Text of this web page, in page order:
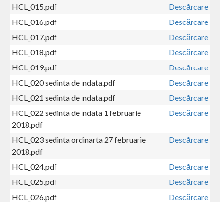
HCL_015.pdf
Descărcare
HCL_016.pdf
Descărcare
HCL_017.pdf
Descărcare
HCL_018.pdf
Descărcare
HCL_019.pdf
Descărcare
HCL_020 sedinta de indata.pdf
Descărcare
HCL_021 sedinta de indata.pdf
Descărcare
HCL_022 sedinta de indata 1 februarie
2018.pdf
Descărcare
HCL_023 sedinta ordinarta 27 februarie
2018.pdf
Descărcare
HCL_024.pdf
Descărcare
HCL_025.pdf
Descărcare
HCL_026.pdf
Descărcare